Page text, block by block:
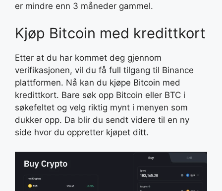
er mindre enn 3 måneder gammel.
Kjøp Bitcoin med kredittkort
Etter at du har kommet deg gjennom
verifikasjonen, vil du få full tilgang til Binance
plattformen. Nå kan du kjøpe Bitcoin med
kredittkort. Bare søk opp Bitcoin eller BTC i
søkefeltet og velg riktig mynt i menyen som
dukker opp. Da blir du sendt videre til en ny
side hvor du oppretter kjøpet ditt.